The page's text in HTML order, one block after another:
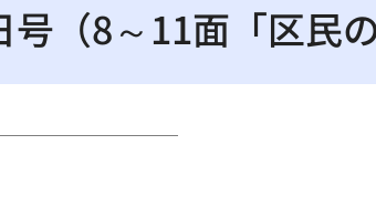
（8～11面「区民の